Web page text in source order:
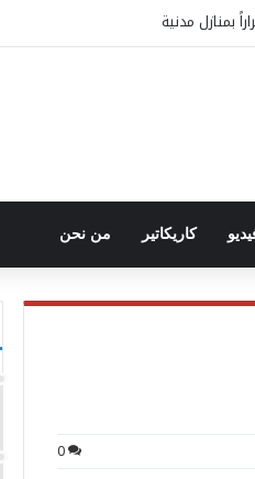
بمنازل مدنية
كاريكاتير من نحن
0